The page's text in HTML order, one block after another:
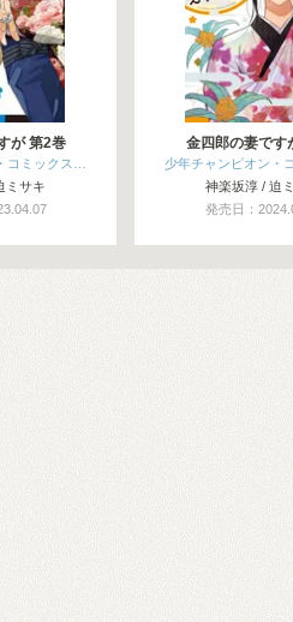
が 第2巻
コミックス…
ミサキ
金四郎の妻です
少年チャンピオン・
神楽坂淳 / 迫
発売日：